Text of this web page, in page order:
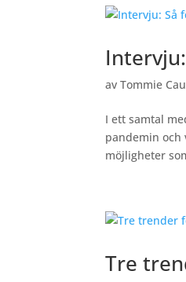
avTommie Cau
I ett samtal
pandemin och
möjligheter
Tre